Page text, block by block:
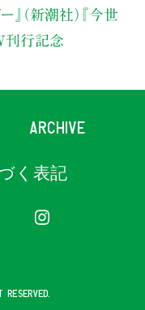
ー』（新潮社） 『今世
刊行記念
ARCHIVE
く表記